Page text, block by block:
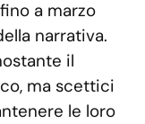
a marzo
narrativa.
il
ma scettici
le loro